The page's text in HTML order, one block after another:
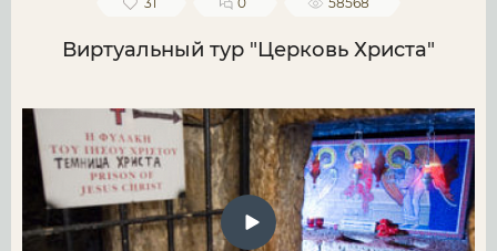
Виртуальный тур "Церковь Христа"